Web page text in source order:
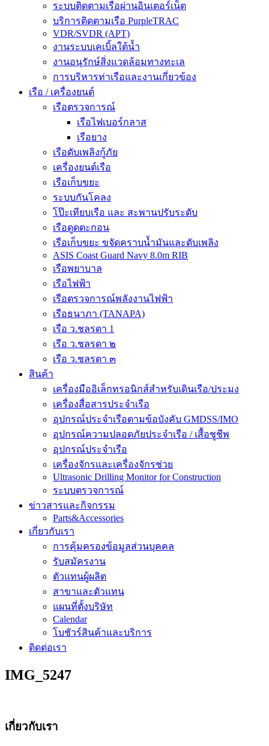
ระบบติดตามเรือผ่านอินเตอร์เน็ต
บริการติดตามเรือ PurpleTRAC
VDR/SVDR (APT)
งานระบบเคเบิ้ลใต้น้ำ
งานอนุรักษ์สิ่งแวดล้อมทางทะเล
การบริหารท่าเรือและงานเกี่ยวข้อง
เรือ / เครื่องยนต์
เรือตรวจการณ์
เรือไฟเบอร์กลาส
เรือยาง
เรือดับเพลิงกู้ภัย
เครื่องยนต์เรือ
เรือเก็บขยะ
ระบบกันโคลง
โป๊ะเทียบเรือ และ สะพานปรับระดับ
เรือดูดตะกอน
เรือเก็บขยะ ขจัดคราบน้ำมันและดับเพลิง
ASIS Coast Guard Navy 8.0m RIB
เรือพยาบาล
เรือไฟฟ้า
เรือตรวจการณ์พลังงานไฟฟ้า
เรือธนาภา (TANAPA)
เรือ ว.ชลรดา 1
เรือ ว.ชลรดา ๒
เรือ ว.ชลรดา ๓
สินค้า
เครื่องมืออิเล็กทรอนิกส์สำหรับเดินเรือ/ประมง
เครื่องสื่อสารประจำเรือ
อุปกรณ์ประจำเรือตามข้อบังคับ GMDSS/IMO
อุปกรณ์ความปลอดภัยประจำเรือ / เสื้อชูชีพ
อุปกรณ์ประจำเรือ
เครื่องจักรและเครื่องจักรช่วย
Ultrasonic Drilling Monitor for Construction
ระบบตรวจการณ์
ข่าวสารและกิจกรรม
Parts&Accessories
เกี่ยวกับเรา
การคุ้มครองข้อมูลส่วนบุคคล
รับสมัครงาน
ตัวแทนผู้ผลิต
สาขาและตัวแทน
แผนที่ตั้งบริษัท
Calendar
โบชัวร์สินค้าและบริการ
ติดต่อเรา
IMG_5247
เกี่ยวกับเรา